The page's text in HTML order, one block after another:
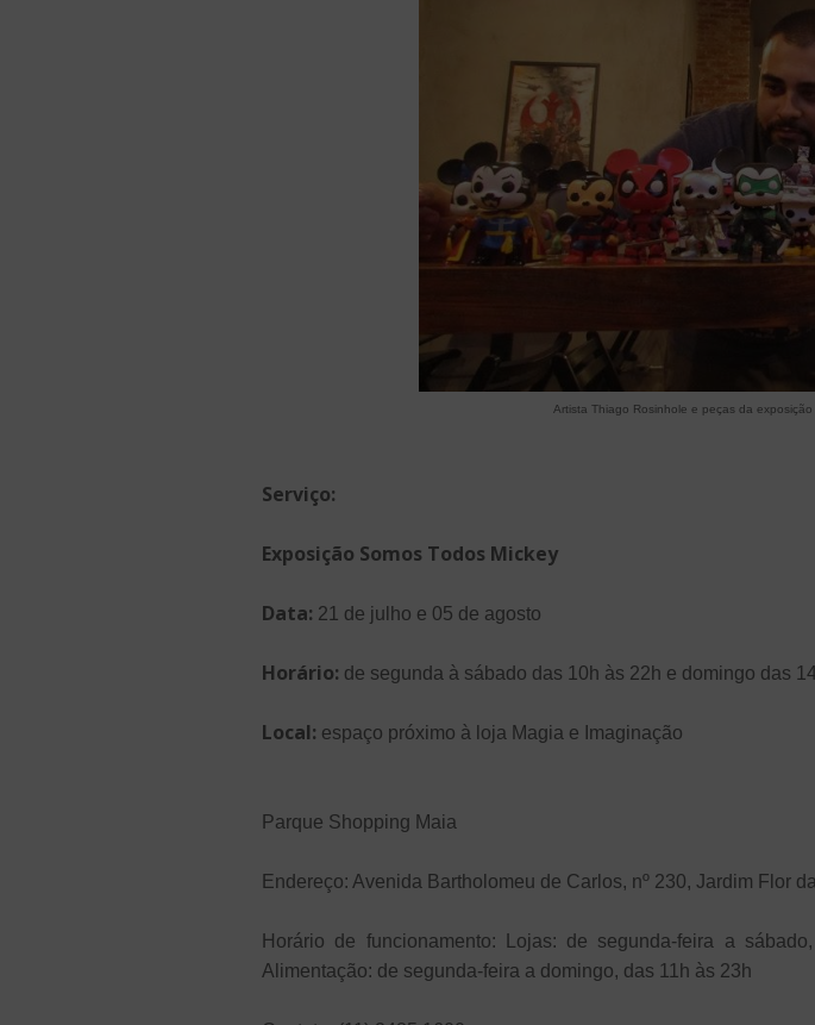
Artista Thiago Rosinhole e peças da exposição
Serviço:
Exposição Somos Todos Mickey
Data: 21 de julho e 05 de agosto
Horário: de segunda à sábado das 10h às 22h e domingo das
Local: espaço próximo à loja Magia e Imaginação
Parque Shopping Maia
Endereço: Avenida Bartholomeu de Carlos, nº 230, Jardim Flor
Horário de funcionamento: Lojas: de segunda-feira a
Alimentação: de segunda-feira a domingo, das 11h às 23h